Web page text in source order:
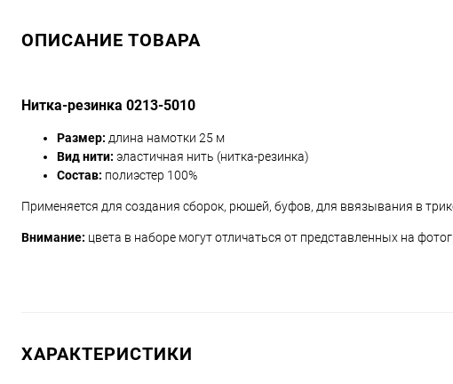
ОПИСАНИЕ ТОВАРА
Нитка-резинка 0213-5010
Размер: длина намотки 25 м
Вид нити: эластичная нить (нитка-резинка)
Состав: полиэстер 100%
Применяется для создания сборок, рюшей, буфов, для ввязывания в
Внимание: цвета в наборе могут отличаться от представленных на
ХАРАКТЕРИСТИКИ